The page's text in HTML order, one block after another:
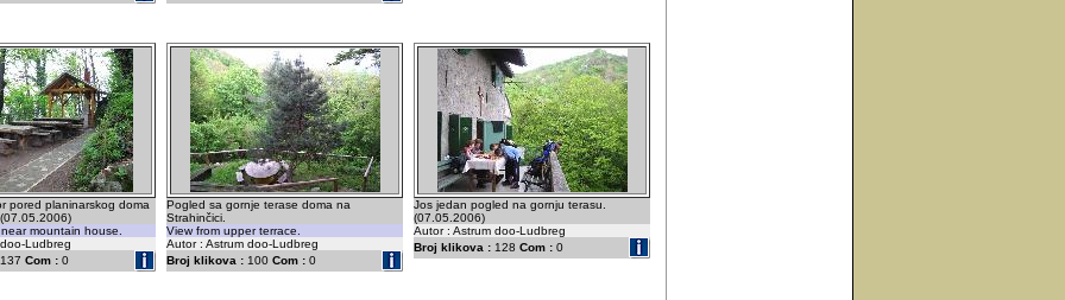
pored planinarskog doma
mountain house.
Ludbreg
Com : 0
Pogled sa gornje terase doma na
Strahinčici.
View from upper terrace.
Autor : Astrum doo-Ludbreg
Broj klikova : 100 Com : 0
Jos jedan pogled na gornju terasu.
(07.05.2006)
Autor : Astrum doo-Ludbreg
Broj klikova : 128 Com : 0